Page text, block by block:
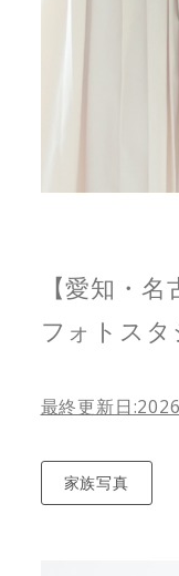
【愛知・
フォトスタ
最終更新日
家族写真